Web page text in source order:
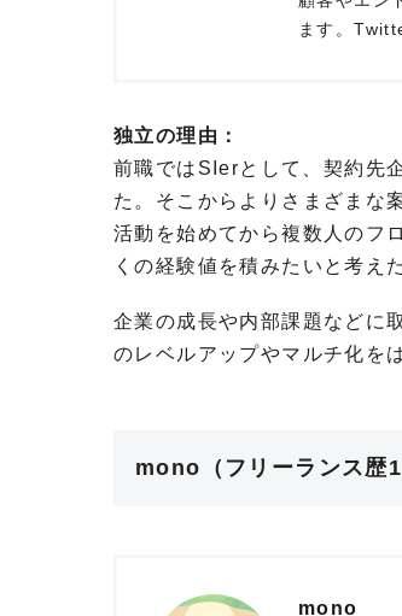
ます。
独立の理由：
前職ではSIerとして、契約先
た。そこからよりさまざまな
活動を始めてから複数人のフ
くの経験値を積みたいと考え
企業の成長や内部課題などに
のレベルアップやマルチ化を
mono（フリーランス歴1
mono